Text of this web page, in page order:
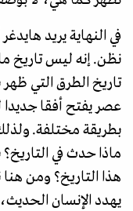
في النهاية يريد
نظن. إنه ليس تاريخ
تاريخ الطرق التي
عصر يفتح أفقا
بطريقة مختلفة.
ماذا حدث في
هذا التاريخ؟ ومن
يهدد الإنسان